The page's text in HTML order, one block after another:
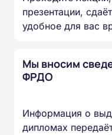
презентации,
удобное для вас
Мы вносим
ФРДО
Информация о
дипломах